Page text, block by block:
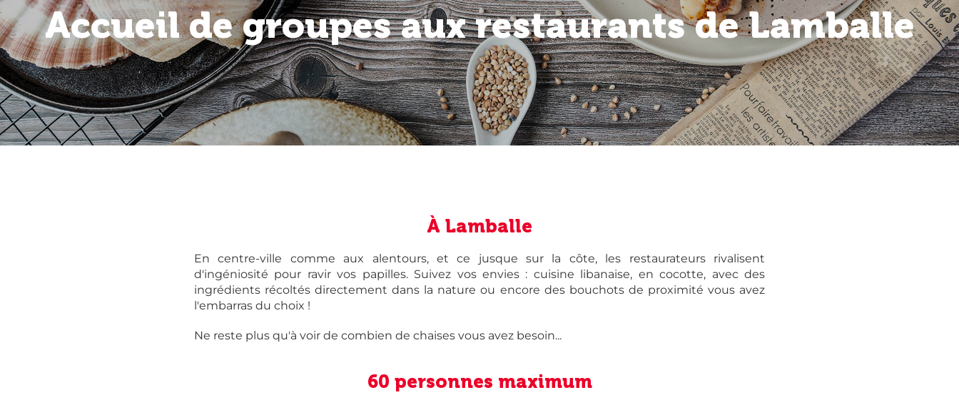
Accueil de groupes aux restaurants de Lamballe
À Lamballe
En centre-ville comme aux alentours, et ce jusque sur la côte, les restaurateurs rivalisent
d'ingéniosité pour ravir vos papilles. Suivez vos envies : cuisine libanaise, en cocotte, avec des
ingrédients récoltés directement dans la nature ou encore des bouchots de proximité vous avez
l'embarras du choix !
Ne reste plus qu'à voir de combien de chaises vous avez besoin...
60 personnes maximum